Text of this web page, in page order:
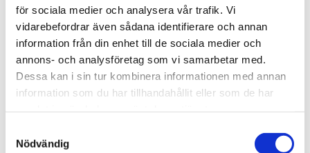
för sociala medier och analysera vår trafik. Vi
vidarebefordrar även sådana identifierare och annan
information från din enhet till de sociala medier och
annons- och analysföretag som vi samarbetar med.
Dessa kan i sin tur kombinera informationen med annan
information som du har tillhandahållit eller som de har
Nödvändig
Nyhetsbrev
PRENUMERERA
integritetspolicy.